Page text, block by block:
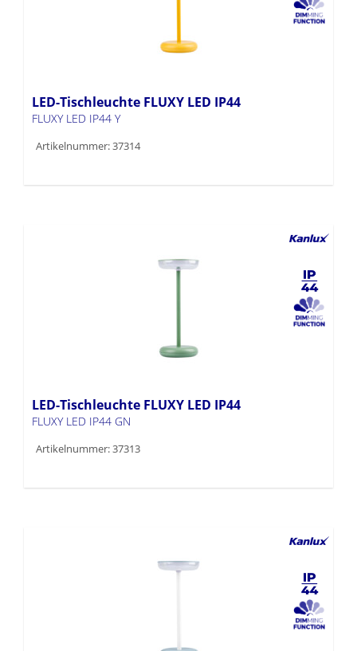
LED-Tischleuchte FLUXY LED IP44
FLUXY LED IP44 Y
Artikelnummer: 37314
LED-Tischleuchte FLUXY LED IP44
FLUXY LED IP44 GN
Artikelnummer: 37313